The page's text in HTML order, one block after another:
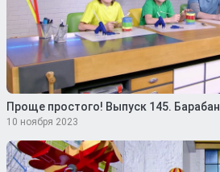
Проще простого! Выпуск 145. Барабан
10 ноября 2023